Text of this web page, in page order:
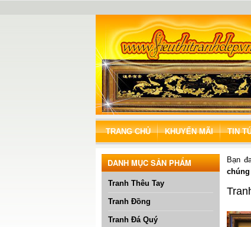
TRANG CHỦ KHUYẾN MÃI TIN
DANH MỤC SẢN PHẨM
Tranh Thêu Tay
Tranh Đồng
Tranh Đá Quý
Bạn
chúng